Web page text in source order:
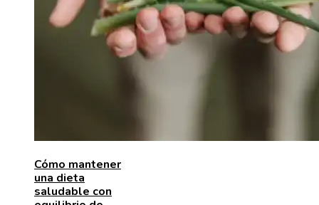
Cómo mantener
una dieta
saludable con